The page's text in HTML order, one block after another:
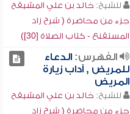
للشيخ: خالد بن علي المشيقح
جزء من محاضرة ( شرح زاد
المستقنع - كتاب الصلاة [30])
الفهرس:الدعاء
للمريض , آداب زيارة
المريض
للشيخ: خالد بن علي المشيقح
جزء من محاضرة ( شرح زاد